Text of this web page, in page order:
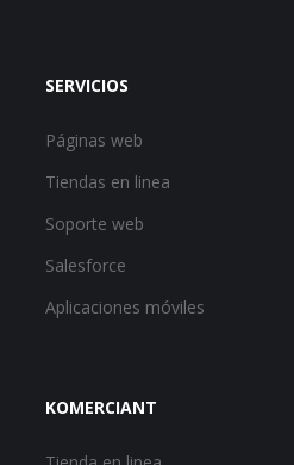
SERVICIOS
Páginas web
Tiendas en linea
Soporte web
Salesforce
Aplicaciones móviles
KOMERCIANT